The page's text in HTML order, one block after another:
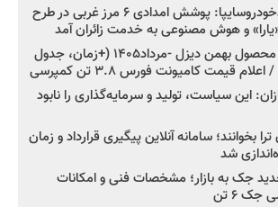
مدیرعامل امدادخودروسایپا: پوشش امدادی ۶ مرز غربی در طرح
شروع فروش ۸ محصول بهمن دیزل -مرداد۱۴۰۵ (+زمان، جدول
قیمت کامیونت فورس ۳.۸ تن کمپرسی
این سیاست، تولید و سرمایه‌گذاری را نابود
بخوانند؛ سامانه آنلاین پیگیری قرارداد و زمان
شد
جک به بازار؛ مشخصات فنی و امکانات
۶ تن